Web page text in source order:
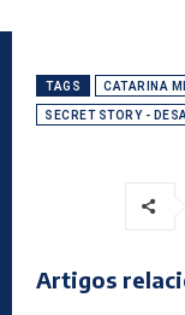
TAGS CATARINA
SECRET STORY -
Artigos